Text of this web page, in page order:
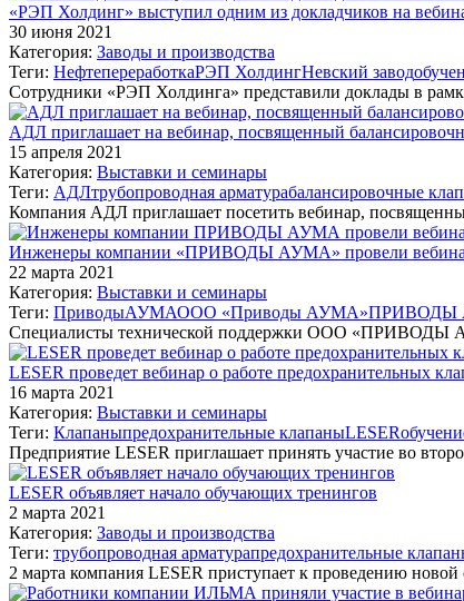
«РЭП Холдинг» выступил одним из докладчиков на
30 июня 2021
Категория: Заводы и производства
Теги: НефтепереработкаРЭП ХолдингНевский завод
Сотрудники «РЭП Холдинга» представили доклады в
АДЛ приглашает на вебинар, посвященный
15 апреля 2021
Категория: Выставки и семинары
Теги: АДЛтрубопроводная арматурабалансировочные
Компания АДЛ приглашает посетить вебинар,
Инженеры компании «ПРИВОДЫ АУМА» провели
22 марта 2021
Категория: Выставки и семинары
Теги: ПриводыАУМАООО «Приводы АУМА»ПРИВОДЫ
Специалисты технической поддержки ООО «ПРИВОДЫ
LESER проведет вебинар о работе предохранительных
16 марта 2021
Категория: Выставки и семинары
Теги: Клапаныпредохранительные клапаныLESER
Предприятие LESER приглашает принять участие во
LESER объявляет начало обучающих тренингов
2 марта 2021
Категория: Заводы и производства
Теги: трубопроводная арматурапредохранительные
2 марта компания LESER приступает к проведению